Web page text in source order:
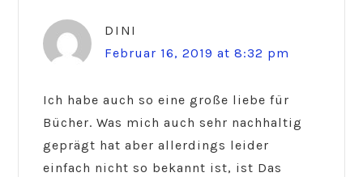
DINI
Februar 16, 2019 at 8:32 pm
Ich habe auch so eine große liebe für
Bücher. Was mich auch sehr nachhaltig
geprägt hat aber allerdings leider
einfach nicht so bekannt ist, ist Das